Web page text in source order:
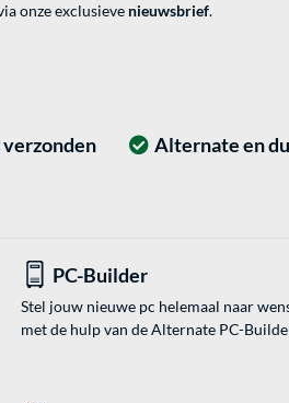
onze exclusieve nieuwsbrief.
Alternate en
verzonden
PC-Builder
Stel jouw nieuwe pc helemaal naar
met de hulp van de Alternate PC-